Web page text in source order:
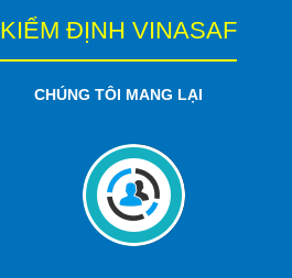
KIỂM ĐỊNH VINASAF
CHÚNG TÔI MANG LẠI